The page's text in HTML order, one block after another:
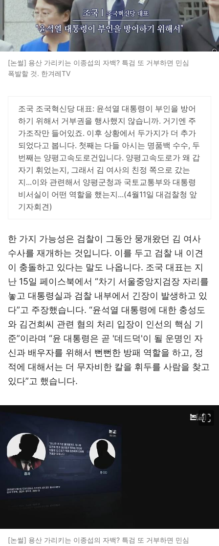
[논썰] 용산 가리키는 이종섭의 자백? 특검 또 거부하면 민심
폭발할 것. 한겨레TV
조국 조국혁신당 대표: 윤석열 대통령이 부인을 방어
하기 위해서 거부권을 행사했지 않습니까. 거기엔 주
가조작만 들어있죠. 이후 상황에서 두가지가 더 추가
되었다고 봅니다. 첫째는 다들 아시는 명품백 수수, 두
번째는 양평고속도로건입니다. 양평고속도로가 왜 갑
자기 휘었는지, 그래서 김 여사의 친정 쪽으로 갔는
지...이와 관련해서 양평군청과 국토교통부와 대통령
비서실이 어떤 역할을 했는지...(4월11일 대검찰청 앞
기자회견)
한 가지 가능성은 검찰이 그동안 뭉개왔던 김 여사
수사를 재개하는 것입니다. 이를 두고 검찰 내 이견
이 충돌하고 있다는 말도 나옵니다. 조국 대표는 지
난 15일 페이스북에서 “차기 서울중앙지검장 자리를
놓고 대통령실과 검찰 내부에서 긴장이 발생하고 있
다”고 주장했습니다. “윤석열 대통령에 대한 충성도
와 김건희씨 관련 혐의 처리 입장이 인선의 핵심 기
준”이라며 “윤 대통령은 곧 '데드덕'이 될 운명인 자
신과 배우자를 위해서 뻔뻔한 방패 역할을 하고, 정
적에 대해서는 더 무자비한 칼을 휘두를 사람을 찾고
있다”고 했습니다.
[논썰] 용산 가리키는 이종섭의 자백? 특검 또 거부하면 민심